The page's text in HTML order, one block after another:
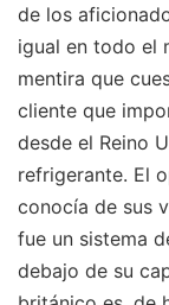
de los
igual en todo el
mentira que
cliente que
desde el Reino
refrigerante. El
conocía de sus
fue un sistema
debajo de su